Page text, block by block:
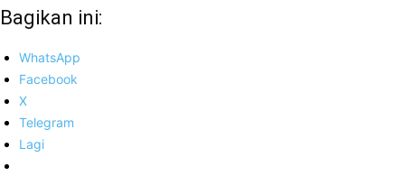
Bagikan ini:
WhatsApp
Facebook
X
Telegram
Lagi